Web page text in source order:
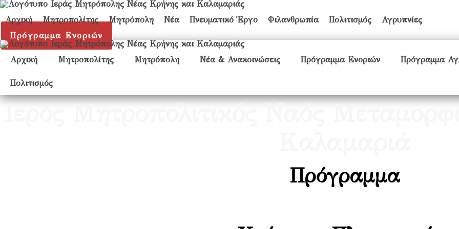
Αρχική Μητροπολίτης Μητρόπολη Νέα Πνευματικό Έργο Φιλανθρωπία Πολιτισμός
Αγρυπνίες
Πρόγραμμα Ενοριών
Αρχική Μητροπολίτης Μητρόπολη Νέα & Ανακοινώσεις Πρόγραμμα Ενοριών Πρόγραμμα
Πολιτισμός
Ιερός Μητροπολιτικός Ναός
Πρόγραμμα